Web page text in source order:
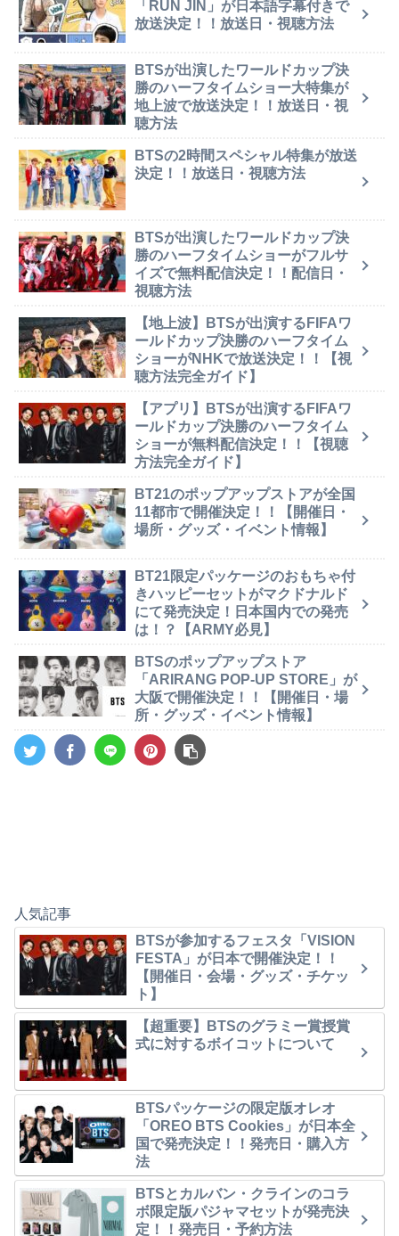
「RUN JIN」が日本語字幕付きで
放送決定！！放送日・視聴方法
BTSが出演したワールドカップ決
勝のハーフタイムショー大特集が
地上波で放送決定！！放送日・視
聴方法
BTSの2時間スペシャル特集が放送
決定！！放送日・視聴方法
BTSが出演したワールドカップ決
勝のハーフタイムショーがフルサ
イズで無料配信決定！！配信日・
視聴方法
【地上波】BTSが出演するFIFAワ
ールドカップ決勝のハーフタイム
ショーがNHKで放送決定！！【視
聴方法完全ガイド】
【アプリ】BTSが出演するFIFAワ
ールドカップ決勝のハーフタイム
ショーが無料配信決定！！【視聴
方法完全ガイド】
BT21のポップアップストアが全国
11都市で開催決定！！【開催日・
場所・グッズ・イベント情報】
BT21限定パッケージのおもちゃ付
きハッピーセットがマクドナルド
にて発売決定！日本国内での発売
は！？【ARMY必見】
BTSのポップアップストア
「ARIRANG POP-UP STORE」が
大阪で開催決定！！【開催日・場
所・グッズ・イベント情報】
人気記事
BTSが参加するフェスタ「VISION
FESTA」が日本で開催決定！！
【開催日・会場・グッズ・チケッ
ト】
【超重要】BTSのグラミー賞授賞
式に対するボイコットについて
BTSパッケージの限定版オレオ
「OREO BTS Cookies」が日本全
国で発売決定！！発売日・購入方
法
BTSとカルバン・クラインのコラ
ボ限定版パジャマセットが発売決
定！！発売日・予約方法